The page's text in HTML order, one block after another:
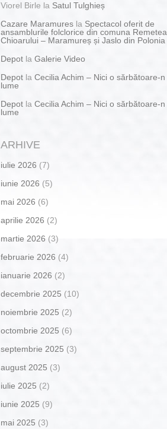
Viorel Birle la Satul Tulghieș
Cazare Maramures la Spectacol oferit de
ansamblurile folclorice din comuna Remetea
Chioarului – Maramureș și Jaslo din Polonia
Depot la Galerie Video
Depot la Cecilia Achim – Nici o sărbătoare-n
lume
Depot la Cecilia Achim – Nici o sărbătoare-n
lume
ARHIVE
iulie 2026 (7)
iunie 2026 (5)
mai 2026 (6)
aprilie 2026 (2)
martie 2026 (3)
februarie 2026 (4)
ianuarie 2026 (2)
decembrie 2025 (10)
noiembrie 2025 (2)
octombrie 2025 (6)
septembrie 2025 (3)
august 2025 (3)
iulie 2025 (2)
iunie 2025 (9)
mai 2025 (3)